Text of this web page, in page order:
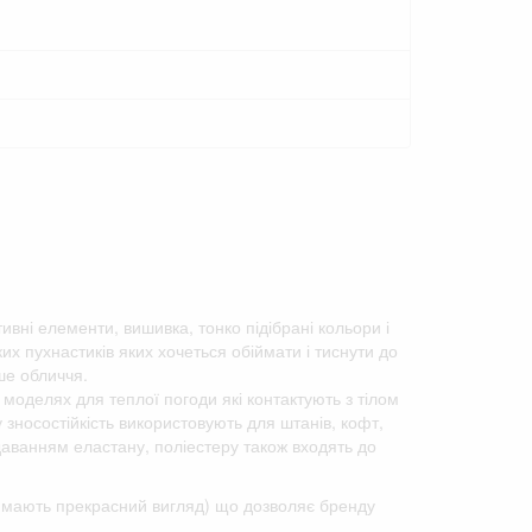
елементи, вишивка, тонко підібрані кольори і
яких хочеться обіймати і тиснути до
обличчя.
для теплої погоди які контактують з тілом
використовують для штанів, кофт,
еластану, поліестеру також входять до
мають прекрасний вигляд) що дозволяє бренду